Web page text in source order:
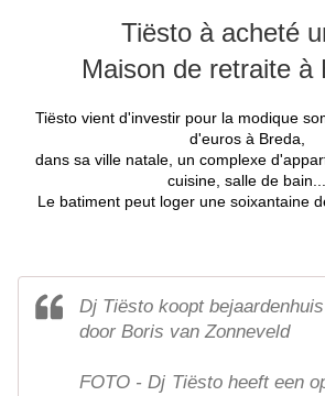
Tiësto à acheté
Maison de retraite à
Tiësto vient d'investir pour la modique
d'eurosà Breda,
dans sa ville natale, un complexe
cuisine, salle de bain...
Le batiment peut loger une soixantaine
Dj Tiësto koopt bejaardenhuis
door Boris van Zonneveld
FOTO - Dj Tiësto heeft een